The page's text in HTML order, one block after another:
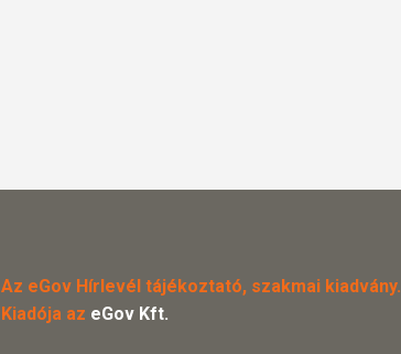
Az eGov Hírlevél tájékoztató, szakmai kiadvány.
Kiadója az eGov Kft.